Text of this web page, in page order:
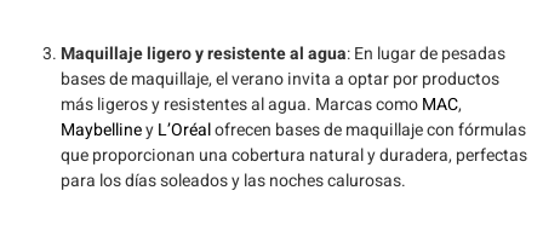
Maquillaje ligero y resistente al agua: En lugar de pesadas
bases de maquillaje, el verano invita a optar por productos
más ligeros y resistentes al agua. Marcas comoMAC,
MaybellineyL’Oréalofrecen bases de maquillaje con fórmulas
que proporcionan una cobertura natural y duradera, perfectas
para los días soleados y las noches calurosas.